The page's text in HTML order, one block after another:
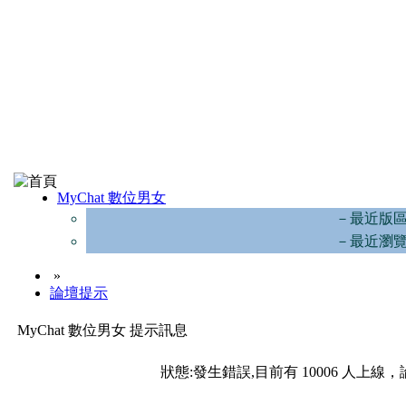
MyChat 數位男女
－最近版
－最近瀏
»
論壇提示
MyChat 數位男女 提示訊息
狀態:發生錯誤,目前有 10006 人上線